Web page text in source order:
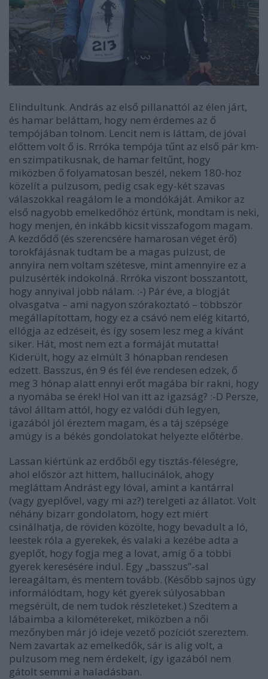
Elindultunk. András az első pillanattól az élen járt,
és hamar beláttam, hogy nem érdemes az ő
tempójában tolnom. Lencit nem is láttam, de jóval
előttem volt ő is. Rrróka tempója tűnt az első pár km-
en szimpatikusnak, de hamar feltűnt, hogy
miközben ő folyamatosan beszél, nekem 180-hoz
közelít a pulzusom, pedig csak egy-két szavas
válaszokkal reagálom le a mondókáját. Amikor az
első nagyobb emelkedőhöz értünk, mondtam is neki,
hogy menjen, én inkább kicsit visszafogom magam.
A kezdődő (és szerencsére hamarosan véget érő)
torokfájásnak tudtam be a magas pulzust, de
annyira nem voltam szétesve, mint amennyire ez a
pulzusérték indokolná. Rrróka viszont bosszantott,
hogy annyival jobb nálam. :-) Pár éve, a blogját
olvasgatva – ami nagyon szórakoztató – többször
megállapítottam, hogy ez a csávó nem elég kitartó,
ellógja az edzéseit, és így sosem lesz meg a kívánt
siker. Hát, most nem ezt a formáját mutatta!
Kiderült, hogy az elmúlt 3 hónapban rendesen
edzett. Basszus, én 9 és fél éve rendesen edzek, ő
meg 3 hónap alatt ennyi erőt magába bír rakni, hogy
a nyomába se érek! Hol van itt az igazság? :-D Persze,
távol álltam attól, hogy ez valódi düh legyen,
igazából jól éreztem magam, és a táj szépsége
amúgy is a békés gondolatokat helyezte előtérbe.
Lassan kiértünk az erdőből egy tisztás-féleségre,
ahol először azt hittem, hallucinálok, ahogy
megláttam Andrást egy lóval, amint a kantárral
(vagy gyeplővel, vagy mi az?) terelgeti az állatot. Volt
néhány bizarr gondolatom, hogy ezt miért
csinálhatja, de röviden közölte, hogy bevadult a ló,
leestek róla a gyerekek, és valaki a kezébe adta a
gyeplőt, hogy fogja meg a lovat, amíg ő a többi
gyerek keresésére indul. Egy „basszus”-sal
lereagáltam, és mentem tovább. (Később sajnos úgy
informálódtam, hogy két gyerek súlyosabban
megsérült, de nem tudok részleteket.) Szedtem a
lábaimba a kilométereket, miközben a női
mezőnyben már jó ideje vezető pozíciót szereztem.
Nem zavartak az emelkedők, sár is alig volt, a
pulzusom meg nem érdekelt, így igazából nem
gátolt semmi a haladásban.